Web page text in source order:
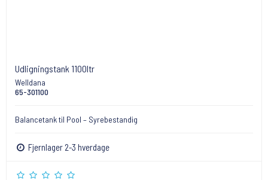
Udligningstank 1100ltr
Welldana
65-301100
Balancetank til Pool – Syrebestandig
Fjernlager 2-3 hverdage